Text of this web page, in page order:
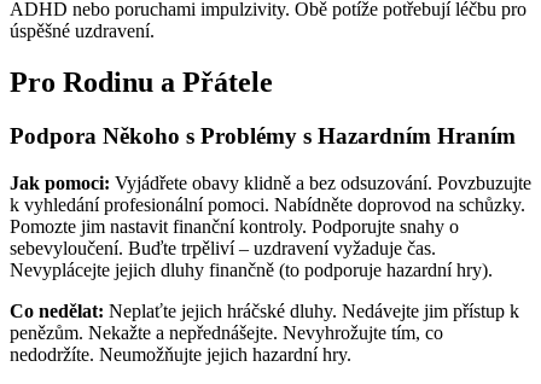
ADHD nebo poruchami impulzivity. Obě potíže potřebují léčbu pro
úspěšné uzdravení.
Pro Rodinu a Přátele
Podpora Někoho s Problémy s Hazardním Hraním
Jak pomoci: Vyjádřete obavy klidně a bez odsuzování. Povzbuzujte
k vyhledání profesionální pomoci. Nabídněte doprovod na schůzky.
Pomozte jim nastavit finanční kontroly. Podporujte snahy o
sebevyloučení. Buďte trpěliví – uzdravení vyžaduje čas.
Nevyplácejte jejich dluhy finančně (to podporuje hazardní hry).
Co nedělat: Neplaťte jejich hráčské dluhy. Nedávejte jim přístup k
penězům. Nekažte a nepřednášejte. Nevyhrožujte tím, co
nedodržíte. Neumožňujte jejich hazardní hry.